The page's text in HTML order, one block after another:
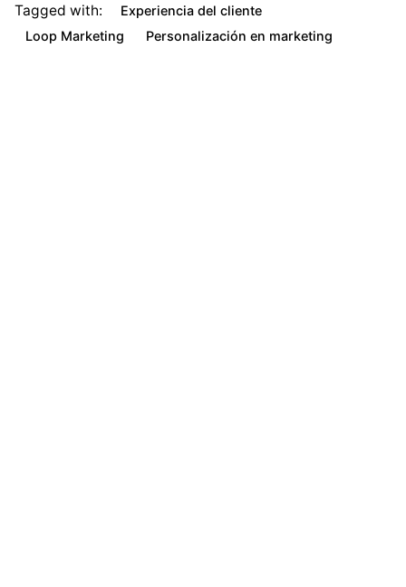
Tagged with:
Experiencia del cliente
Loop Marketing
Personalización en marketing